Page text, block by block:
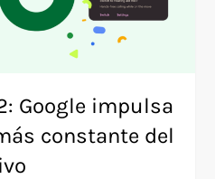
Google impulsa
constante del